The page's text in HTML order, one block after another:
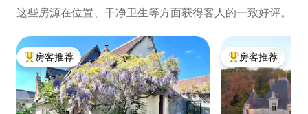
这些房源在位置、干净卫生等方面获得客人的一致好评。
热门「房客推荐」
房客推荐 热门「房客推荐」
房客推荐